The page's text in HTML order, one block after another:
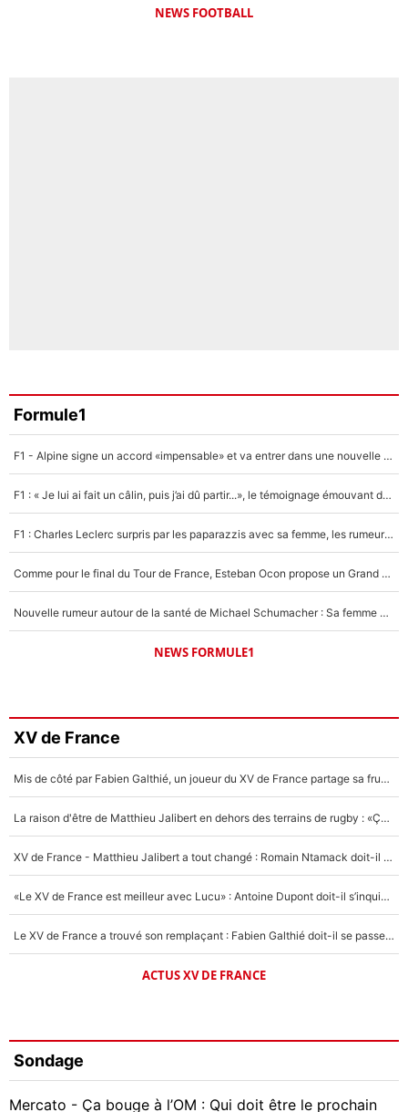
NEWS FOOTBALL
Formule1
F1 - Alpine signe un accord «impensable» et va entrer dans une nouvelle dimension : Grande nouvelle pour Pierre Gasly !
F1 : « Je lui ai fait un câlin, puis j’ai dû partir...», le témoignage émouvant de Max Verstappen sur sa fille
F1 : Charles Leclerc surpris par les paparazzis avec sa femme, les rumeurs étaient vraies !
Comme pour le final du Tour de France, Esteban Ocon propose un Grand Prix de Formule 1 à Paris : «Autour de l’Arc de Triomphe, ce serait génial» !
Nouvelle rumeur autour de la santé de Michael Schumacher : Sa femme Corinna sort du silence
NEWS FORMULE1
XV de France
Mis de côté par Fabien Galthié, un joueur du XV de France partage sa frustration : «ils ne me l’ont pas dit tout de suite»
La raison d'être de Matthieu Jalibert en dehors des terrains de rugby : «Ça m'atteint autant que si tu touches à un membre de ma famille»
XV de France - Matthieu Jalibert a tout changé : Romain Ntamack doit-il s’inquiéter pour sa place à un an de la Coupe du monde ?
«Le XV de France est meilleur avec Lucu» : Antoine Dupont doit-il s’inquiéter pour sa place ?
Le XV de France a trouvé son remplaçant : Fabien Galthié doit-il se passer d'Antoine Dupont ?
ACTUS XV DE FRANCE
Sondage
Mercato - Ça bouge à l’OM : Qui doit être le prochain